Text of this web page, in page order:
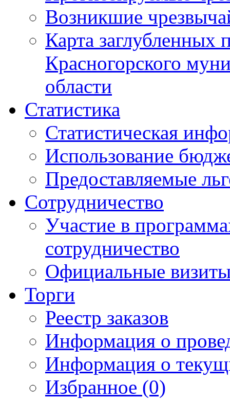
Возникшие
Карта
Красногорского
области
Статистика
Статистическая
Использование
Предоставляемые
Сотрудничество
Участие в
сотрудничество
Официальные
Торги
Реестр заказов
Информация о
Информация о
Избранное (0)